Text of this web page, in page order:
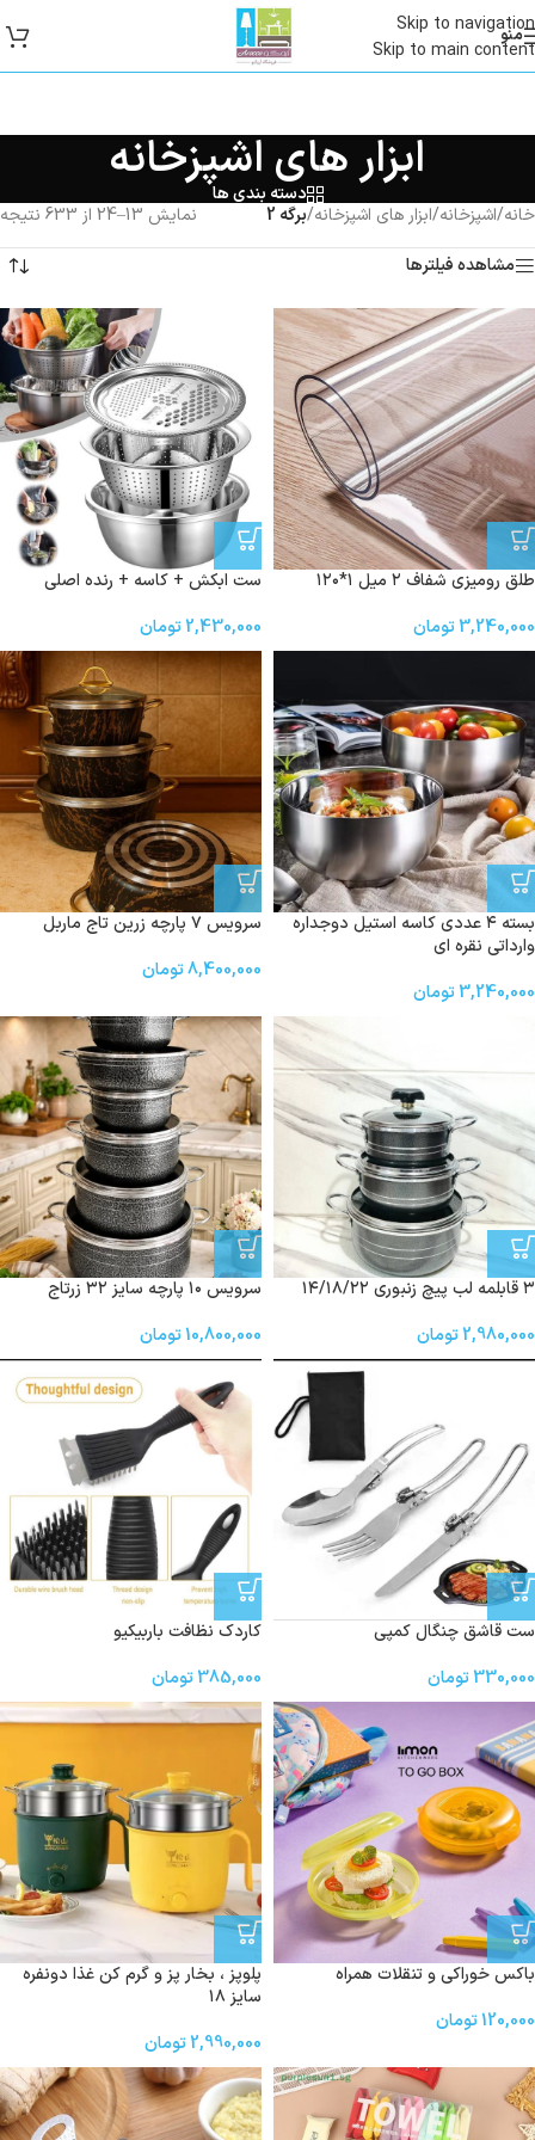
Skip to navigation
Skip to main content
منو
ابزار های اشپزخانه
دسته بندی ها
خانه/اشپزخانه/ابزار های اشپزخانه/برگه 2
نمایش 13–24 از 633 نتیجه
مشاهده فیلترها
طلق رومیزی شفاف ۲ میل ۱*۱۲۰
3,240,000تومان
ست ابکش + کاسه + رنده اصلی
2,430,000تومان
بسته ۴ عددی کاسه استیل دوجداره
وارداتی نقره ای
3,240,000تومان
سرویس ۷ پارچه زرین تاج ماربل
8,400,000تومان
۳ قابلمه لب پیچ زنبوری ۱۴/۱۸/۲۲
2,980,000تومان
سرویس ۱۰ پارچه سایز ۳۲ زرتاج
10,800,000تومان
ست قاشق چنگال کمپی
330,000تومان
کاردک نظافت باربیکیو
385,000تومان
باکس خوراکی و تنقلات همراه
120,000تومان
پلوپز ، بخار پز و گرم کن غذا دونفره
سایز‌ ۱۸
2,990,000تومان